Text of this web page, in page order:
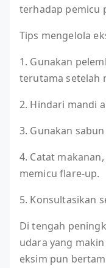
terhadap pemicu
Tips mengelola
1. Gunakan
terutama setelah
2. Hindari mandi
3. Gunakan
4. Catat
memicu flare-up.
5. Konsultasikan
Di tengah
udara yang
eksim pun